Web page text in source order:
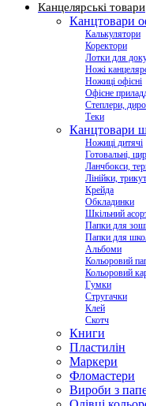
Канцелярські товари
Канцтовари
Калькулятори
Коректори
Лотки для
Ножі
Ножиці офісні
Офісне
Степлери,
Теки
Канцтовари
Ножиці дитячі
Готовальні,
Ланчбокси,
Лінійки,
Крейда
Обкладинки
Шкільний
Папки для
Папки для
Альбоми
Кольоровий
Кольоровий
Гумки
Стругачки
Клей
Скотч
Книги
Пластилін
Маркери
Фломастери
Вироби з